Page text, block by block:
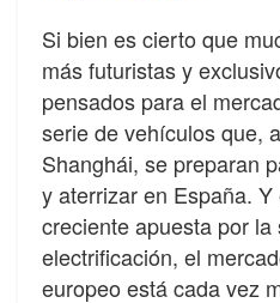
Si bien es cierto que
más futuristas y
pensados para el
serie de vehículos que,
Shanghái, se preparan
y aterrizar en España.
creciente apuesta por
electrificación, el
europeo está cada vez